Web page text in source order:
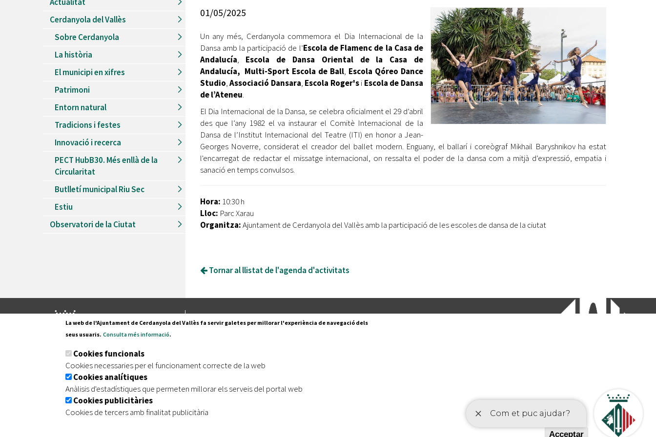
Recursos Humans
Ètica i Integritat
Retiment de Comptes
Accés a Informació Pública
Dades Obertes
Catàleg de Serveis i Tràmits
Del26/06/2026al30/08/2026
Patis oberts temporada d'estiu
Piscines d'estiu a Cerdanyola
Del01/06/2026al30/09/2026
Refugis climàtics a Cerdanyola
Jocs d'aigua del Parc Cordelles
Del01/07/2024al31/08/2026
Decorem! Conte 'La truita de nabius'
jove 2026
Cerdanyola opta a més de 5 milions d'euros del Pla de
Barris per transformar les Fontetes, Quatre Cantons i
l'entorn de l'avinguda Catalunya
El FIT presenta el cartell de la seva 16a edició i dona el
tret de sortida al festival
L’Ajuntament reparteix ulleres gratuïtes per veure
l'eclipsi solar
Entitats
Equipaments
Mercats Municipals
Webs Municipals
Cerdanyola del Vallès
Sobre Cerdanyola
La història
El municipi en xifres
Patrimoni
Entorn natural
Tradicions i festes
Innovació i recerca
PECT HubB30. Més enllà de la
Circularitat
Butlletí municipal Riu Sec
Estiu
Observatori de la Ciutat
01/05/2025
Un any més, Cerdanyola commemora el Dia Internacional de la
Dansa amb la participació de l’Escola de Flamenc de la Casa de
Andalucía, Escola de Dansa Oriental de la Casa de
Andalucía, Multi-Sport Escola de Ball, Escola Qóreo Dance
Studio,Associació Dansara, Escola Roger'si Escola de Dansa
de l’Ateneu.
El Dia Internacional de la Dansa, se celebra oficialment el 29 d’abril
des que l’any 1982 el va instaurar el Comitè Internacional de la
Dansa de l’Institut Internacional del Teatre (ITI) en honor a Jean-
Georges Noverre, considerat el creador del ballet modern. Enguany, el ballarí i coreògraf Mikhail Baryshnikov ha estat
l'encarregat de redactar el missatge internacional, on ressalta el poder de la dansa com a mitjà d’expressió, empatia i
sanació en temps convulsos.
Hora: 10:30 h
Lloc: Parc Xarau
Organitza:Ajuntament de Cerdanyola del Vallès amb la participació de les escoles de dansa de la ciutat
Tornar al llistat de l'agenda d'activitats
Pl. Francesc Layret, s/n
Segueix-nos a:
| Avís legal | Protecció de dades
La web de l'Ajuntament de Cerdanyola del Vallès fa servir galetes per millorar l'experiència de navegació dels
seus usuaris. Consulta més informació.
Cookies funcionals
Cookies necessaries per el funcionament correcte de la web
Cookies analítiques
Anàlisis d'estadístiques que permeten millorar els serveis del portal web
Cookies publicitàries
Cookies de tercers amb finalitat publicitària
Acceptar